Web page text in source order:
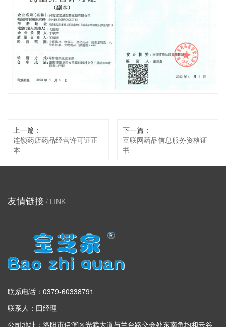
上一篇：
连锁药店药品经营许可证正
本
下一篇：
互联网药品信息服务资格证
书
友情链接 / LINK
联系电话：0379-60338791
联系人：田经理
公司地址：洛阳市伊滨区光武大道与兰台路交会处东南角均和云谷